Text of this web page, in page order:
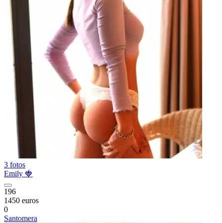
3 fotos
Emily 🍓
196
1450 euros
0
Santomera